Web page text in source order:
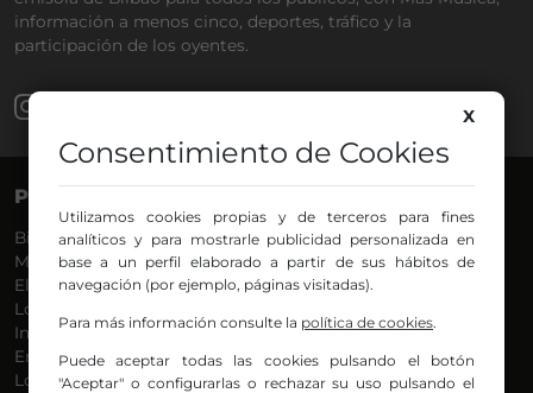
información a menos cinco, deportes, tráfico y la
participación de los oyentes.
PROGRAMAS
Bilbosport
Más Música
El Madrugador
Lo Más Nuevo
Informativos
En Ruta
Locos por la Música
Agurtzane
Belén Ollero
Dani
Eva Argote
Endika
Iker
X
Consentimiento de Cookies
Utilizamos cookies propias y de terceros para fines
analíticos y para mostrarle publicidad personalizada en
base a un perfil elaborado a partir de sus hábitos de
navegación (por ejemplo, páginas visitadas).
Para más información consulte la política de cookies.
Puede aceptar todas las cookies pulsando el botón
"Aceptar" o configurarlas o rechazar su uso pulsando el